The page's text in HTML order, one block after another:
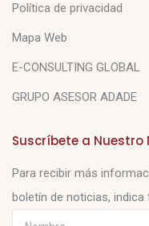
Política de privacidad
Mapa Web
E-CONSULTING GLOBAL
GRUPO ASESOR ADADE
Suscríbete a Nuestro
Para recibir más
boletín de noticias, indica